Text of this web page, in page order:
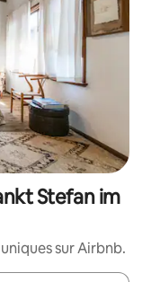
Stefan im
sur Airbnb.